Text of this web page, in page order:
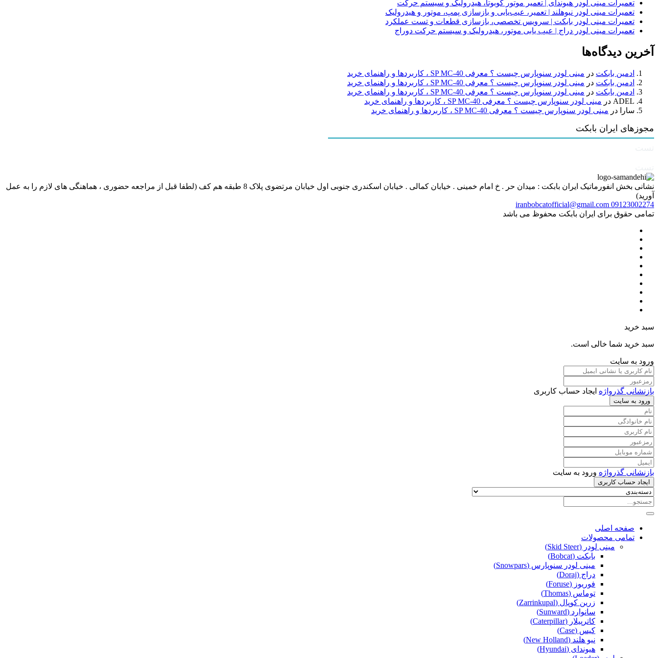
تعمیرات مینی لودر هیوندای | تعمیر موتور کوبوتا، هیدرولیک و سیستم حرکت
تعمیرات مینی لودر نیوهلند | تعمیر، عیب‌یابی و بازسازی پمپ، موتور و هیدرولیک
تعمیرات مینی لودر بابکت | سرویس تخصصی، بازسازی قطعات و تست عملکرد
تعمیرات مینی لودر دراج | عیب یابی موتور، هیدرولیک و سیستم حرکت دوراج
آخرین دیدگاه‌ها
ادمین بابکت در مینی لودر سنوپارس چیست ؟ معرفی SP MC-40 ، کاربردها و راهنمای خرید
ادمین بابکت در مینی لودر سنوپارس چیست ؟ معرفی SP MC-40 ، کاربردها و راهنمای خرید
ادمین بابکت در مینی لودر سنوپارس چیست ؟ معرفی SP MC-40 ، کاربردها و راهنمای خرید
ADEL در مینی لودر سنوپارس چیست ؟ معرفی SP MC-40 ، کاربردها و راهنمای خرید
سارا
در مینی لودر سنوپارس چیست ؟ معرفی SP MC-40 ، کاربردها و راهنمای خرید
مجوزهای ایران بابکت
نشانی بخش انفورماتیک ایران بابکت : میدان حر . خ امام خمینی . خیابان کمالی . خیابان اسکندری جنوبی اول خیابان مرتضوی پلاک 8 طبقه هم کف (لطفا قبل از مراجعه حضوری ، هماهنگی های لازم را به عمل
آورید)
09123002274
iranbobcatofficial@gmail.com
تمامی حقوق برای ایران بابکت محفوظ می باشد
سبد خرید
سبد خرید شما خالی است.
ورود به سایت
بازنشانی گذرواژه ایجاد حساب کاربری
ورود به سایت
بازنشانی گذرواژه ورود به سایت
ایجاد حساب کاربری
صفحه اصلی
تمامی محصولات
مینی لودر (Skid Steer)
بابکت (Bobcat)
مینی لودر سنوپارس (Snowpars)
دراج (Doraj)
فوریوز (Foruse)
توماس (Thomas)
زرین کوپال (Zarrinkupal)
سانوارد (Sunward)
کاترپیلار (Caterpillar)
کیس (Case)
نیو هلند (New Holland)
هیوندای (Hyundai)